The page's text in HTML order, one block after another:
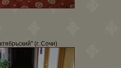
(г. Сочи)